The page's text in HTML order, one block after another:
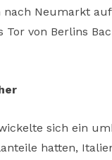
nach Neumarkt
von Berlins
sich ein
hatten,